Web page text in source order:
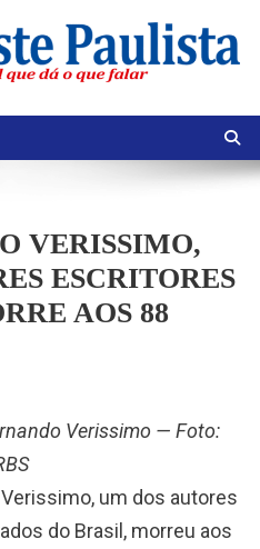
VERISSIMO,
ESCRITORES
AOS 88
Verissimo — Foto:
um dos autores
do Brasil, morreu aos